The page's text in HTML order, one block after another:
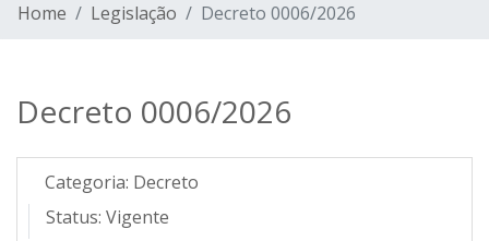
Home Legislação Decreto 0006/2026
Decreto 0006/2026
Categoria: Decreto
Status: Vigente